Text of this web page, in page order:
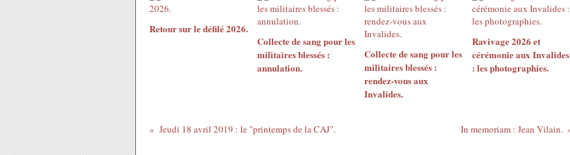
Retour sur le défilé 2026.
Collecte de sang pour les
militaires blessés :
annulation.
Collecte de sang pour les
militaires blessés :
rendez-vous aux
Invalides.
Ravivage 2026 et
cérémonie aux Invalides
: les photographies.
Jeudi 18 avril 2019 : le "printemps de la CAJ". In memoriam : Jean Vilain.